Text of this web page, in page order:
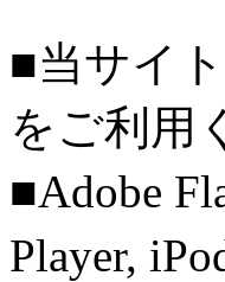
■当サイ
をご利用
■Adobe
Player,